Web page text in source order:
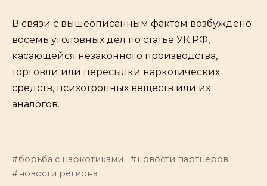
В связи с вышеописанным фактом возбуждено
восемь уголовных дел по статье УК РФ,
касающейся незаконного производства,
торговли или пересылки наркотических
средств, психотропных веществ или их
аналогов.
борьба с наркотиками
новости партнёров
новости региона